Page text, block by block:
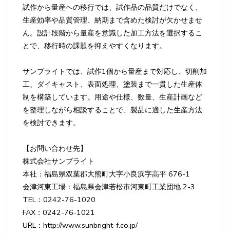
試作から量産への移行では、試作品の品質だけでなく、
生産効率や品質管理、納期まで含めた検討が欠かせませ
ん。設計段階から量産を意識した加工方法を選択するこ
とで、移行時の課題を抑えやすくなります。
サンブライトでは、試作1個から量産まで対応し、切削加
工、ダイキャスト、表面処理、塗装まで一貫した生産体
制を構築しています。用途や仕様、数量、生産計画など
を整理しながら相談することで、製品に適した生産方法
を検討できます。
【お問い合わせ先】
株式会社サンブライト
本社：福島県双葉郡大熊町大字小良浜字高平 676-1
会津河東工場：福島県会津若松市河東町工業団地 2-3
TEL：0242-76-1020
FAX：0242-76-1021
URL：http://www.sunbright-f.co.jp/